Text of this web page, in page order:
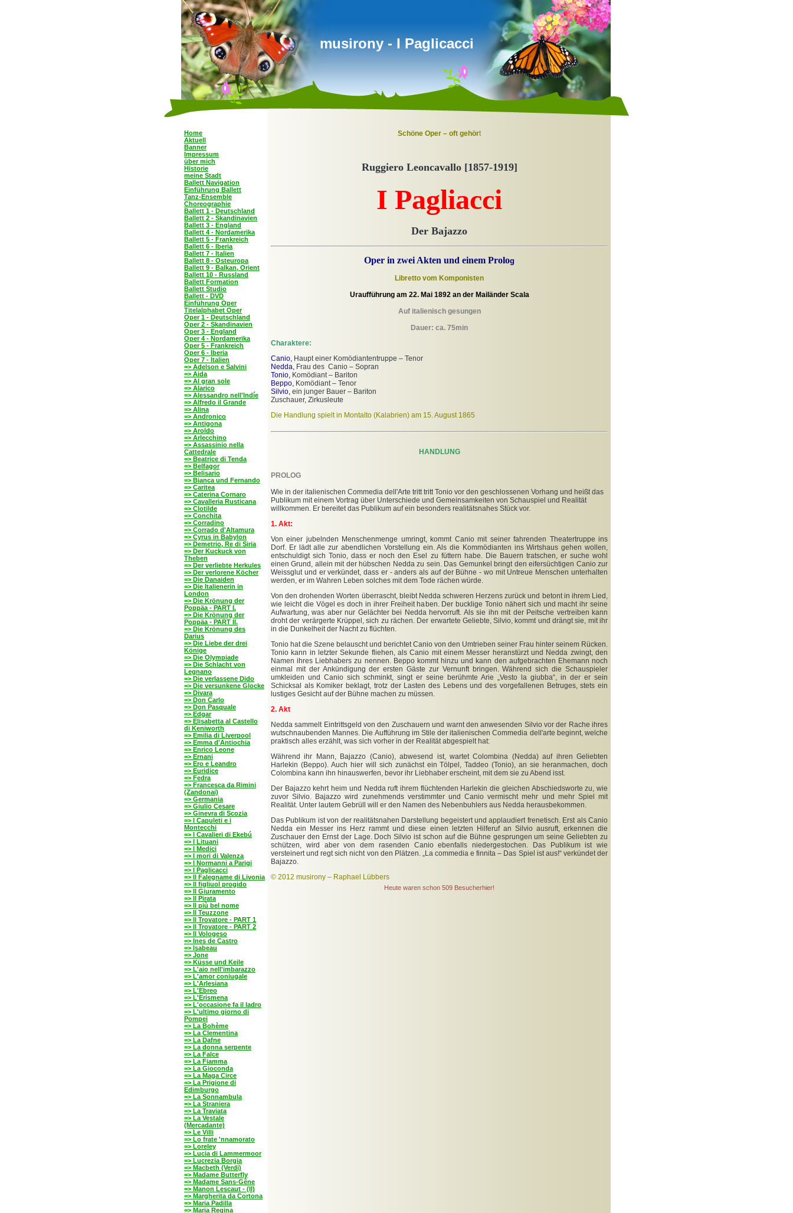
musirony - I Paglicacci
Home
Aktuell
Banner
Impressum
über mich
Historie
meine Stadt
Ballett Navigation
Einführung Ballett
Tanz-Ensemble
Choreographie
Ballett 1 - Deutschland
Ballett 2 - Skandinavien
Ballett 3 - England
Ballett 4 - Nordamerika
Ballett 5 - Frankreich
Ballett 6 - Iberia
Ballett 7 - Italien
Ballett 8 - Osteuropa
Ballett 9 - Balkan, Orient
Ballett 10 - Russland
Ballett Formation
Ballett Studio
Ballett - DVD
Einführung Oper
Titelalphabet Oper
Oper 1 - Deutschland
Oper 2 - Skandinavien
Oper 3 - England
Oper 4 - Nordamerika
Oper 5 - Frankreich
Oper 6 - Iberia
Oper 7 - Italien
=> Adelson e Salvini
=> Aida
=> Al gran sole
=> Alarico
=> Alessandro nell'Indíe
=> Alfredo il Grande
=> Alina
=> Andronico
=> Antigona
=> Aroldo
=> Arlecchino
=> Assassinio nella
Cattedrale
=> Beatrice di Tenda
=> Belfagor
=> Belisario
=> Bianca und Fernando
=> Caritea
=> Caterina Cornaro
=> Cavalleria Rusticana
=> Clotilde
=> Conchita
=> Corradino
=> Corrado d'Altamura
=> Cyrus in Babylon
=> Demetrio, Re di Siria
=> Der Kuckuck von
Theben
=> Der verliebte Herkules
=> Der verlorene Köcher
=> Die Danaiden
=> Die Italienerin in
London
=> Die Krönung der
Poppäa - PART I.
=> Die Krönung der
Poppäa - PART II.
=> Die Krönung des
Darius
=> Die Liebe der drei
Könige
=> Die Olympiade
=> Die Schlacht von
Legnano
=> Die verlassene Dido
=> Die versunkene Glocke
=> Divara
=> Don Carlo
=> Don Pasquale
=> Edgar
=> Elisabetta al Castello
di Keniworth
=> Emilia di Liverpool
=> Emma d'Antiochia
=> Enrico Leone
=> Ernani
=> Ero e Leandro
=> Euridice
=> Fedra
=> Francesca da Rimini
(Zandonai)
=> Germania
=> Giulio Cesare
=> Ginevra di Scozia
=> I Capuleti e i
Montecchi
=> I Cavalieri di Ekebú
=> I Lituani
=> I Medici
=> I mori di Valenza
=> I Normanni a Parigi
=> I Paglicacci
=> Il Falegname di Livonia
=> Il figliuol progido
=> Il Giuramento
=> Il Pirata
=> Il più bel nome
=> Il Teuzzone
=> Il Trovatore - PART 1
=> Il Trovatore - PART 2
=> Il Vologeso
=> Ines de Castro
=> Isabeau
=> Jone
=> Küsse und Keile
=> L'aio nell'imbarazzo
=> L'amor coniugale
=> L'Arlesiana
=> L'Ebreo
=> L'Erismena
=> L'occasione fa il ladro
=> L'ultimo giorno di
Pompei
=> La Bohème
=> La Clementina
=> La Dafne
=> La donna serpente
=> La Falce
=> La Fiamma
=> La Gioconda
=> La Maga Circe
=> La Prigione di
Edimburgo
=> La Sonnambula
=> La Straniera
=> La Traviata
=> La Vestale
(Mercadante)
=> Le Villi
=> Lo frate 'nnamorato
=> Loreley
=> Lucia di Lammermoor
=> Lucrezia Borgia
=> Macbeth (Verdi)
=> Madame Butterfly
=> Madame Sans-Gêne
=> Manon Lescaut - (II)
=> Margherita da Cortona
=> Maria Padilla
=> Maria Regina
Schöne Oper – oft gehört
Ruggiero Leoncavallo [1857-1919]
I Pagliacci
Der Bajazzo
Oper in zwei Akten und einem Prolog
Libretto vom Komponisten
Uraufführung am 22. Mai 1892 an der Mailänder Scala
Auf italienisch gesungen
Dauer: ca. 75min
Charaktere:
Canio, Haupt einer Komödiantentruppe – Tenor
Nedda, Frau des Canio – Sopran
Tonio, Komödiant – Bariton
Beppo, Komödiant – Tenor
Silvio, ein junger Bauer – Bariton
Zuschauer, Zirkusleute
Die Handlung spielt in Montalto (Kalabrien) am 15. August 1865
HANDLUNG
PROLOG
Wie in der italienischen Commedia dell'Arte tritt tritt Tonio vor den geschlossenen Vorhang und heißt das
Publikum mit einem Vortrag über Unterschiede und Gemeinsamkeiten von Schauspiel und Realität
willkommen. Er bereitet das Publikum auf ein besonders realitätsnahes Stück vor.
1. Akt:
Von einer jubelnden Menschenmenge umringt, kommt Canio mit seiner fahrenden Theatertruppe ins
Dorf. Er lädt alle zur abendlichen Vorstellung ein. Als die Kommödianten ins Wirtshaus gehen wollen,
entschuldigt sich Tonio, dass er noch den Esel zu füttern habe. Die Bauern tratschen, er suche wohl
einen Grund, allein mit der hübschen Nedda zu sein. Das Gemunkel bringt den eifersüchtigen Canio zur
Weissglut und er verkündet, dass er - anders als auf der Bühne - wo mit Untreue Menschen unterhalten
werden, er im Wahren Leben solches mit dem Tode rächen würde.
Von den drohenden Worten überrascht, bleibt Nedda schweren Herzens zurück und betont in ihrem Lied,
wie leicht die Vögel es doch in ihrer Freiheit haben. Der bucklige Tonio nähert sich und macht ihr seine
Aufwartung, was aber nur Gelächter bei Nedda hervorruft. Als sie ihn mit der Peitsche vertreiben kann
droht der verärgerte Krüppel, sich zu rächen. Der erwartete Geliebte, Silvio, kommt und drängt sie, mit ihr
in die Dunkelheit der Nacht zu flüchten.
Tonio hat die Szene belauscht und berichtet Canio von den Umtrieben seiner Frau hinter seinem Rücken.
Tonio kann in letzter Sekunde fliehen, als Canio mit einem Messer heranstürzt und Nedda zwingt, den
Namen ihres Liebhabers zu nennen. Beppo kommt hinzu und kann den aufgebrachten Ehemann noch
einmal mit der Ankündigung der ersten Gäste zur Vernunft bringen. Während sich die Schauspieler
umkleiden und Canio sich schminkt, singt er seine berühmte Arie „Vesto la giubba“, in der er sein
Schicksal als Komiker beklagt, trotz der Lasten des Lebens und des vorgefallenen Betruges, stets ein
lustiges Gesicht auf der Bühne machen zu müssen.
2. Akt
Nedda sammelt Eintrittsgeld von den Zuschauern und warnt den anwesenden Silvio vor der Rache ihres
wutschnaubenden Mannes. Die Aufführung im Stile der italienischen Commedia dell'arte beginnt, welche
praktisch alles erzählt, was sich vorher in der Realität abgespielt hat:
Während ihr Mann, Bajazzo (Canio), abwesend ist, wartet Colombina (Nedda) auf ihren Geliebten
Harlekin (Beppo). Auch hier will sich zunächst ein Tölpel, Taddeo (Tonio), an sie heranmachen, doch
Colombina kann ihn hinauswerfen, bevor ihr Liebhaber erscheint, mit dem sie zu Abend isst.
Der Bajazzo kehrt heim und Nedda ruft ihrem flüchtenden Harlekin die gleichen Abschiedsworte zu, wie
zuvor Silvio. Bajazzo wird zunehmends verstimmter und Canio vermischt mehr und mehr Spiel mit
Realität. Unter lautem Gebrüll will er den Namen des Nebenbuhlers aus Nedda herausbekommen.
Das Publikum ist von der realitätsnahen Darstellung begeistert und applaudiert frenetisch. Erst als Canio
Nedda ein Messer ins Herz rammt und diese einen letzten Hilferuf an Silvio ausruft, erkennen die
Zuschauer den Ernst der Lage. Doch Silvio ist schon auf die Bühne gesprungen um seine Geliebten zu
schützen, wird aber von dem rasenden Canio ebenfalls niedergestochen. Das Publikum ist wie
versteinert und regt sich nicht von den Plätzen. „La commedia e finnita – Das Spiel ist aus!“ verkündet der
Bajazzo.
© 2012 musirony – Raphael Lübbers
Heute waren schon 509 Besucherhier!